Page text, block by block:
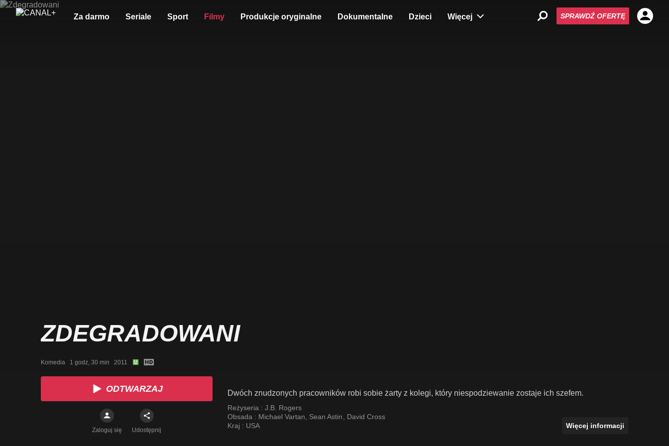
Za darmo Seriale Sport Filmy Produkcje oryginalne Dokumentalne Dzieci Więcej SPRAWDŹ OFERTĘ
ZDEGRADOWANI
Komedia   1 godz, 30 min   2011
ODTWARZAJ
Zaloguj się Udostępnij
Dwóch znudzonych pracowników robi sobie żarty z kolegi, który niespodziewanie zostaje ich szefem.
Reżyseria : J.B. Rogers
Obsada : Michael Vartan Sean Astin
David Cross
Kraj : USA Więcej informacji